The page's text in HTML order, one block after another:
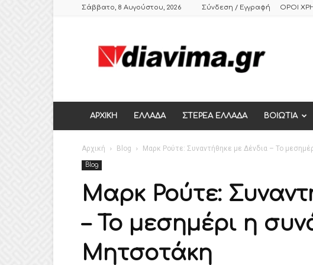
Σάββατο, 8 Αυγούστου, 2026 Σύνδεση / Εγγραφή ΟΡΟΙ
ΕΒΔΟΜΑΔΙΑΙΑ
ΠΟΛΙΤΙΚΗ
ΕΛΛΑΔΑΣ,
ΘΗΒΑ
ΑΡΧΙΚΗ ΕΛΛΑΔΑ ΣΤΕΡΕΑ ΕΛΛΑΔΑ ΒΟΙΩΤΙΑ
Αρχική Blog Μαρκ Ρούτε: Συναντήθηκε με Δένδια – Το
Blog
Μαρκ Ρούτε:
– Το μεσημέρι η
Μητσοτάκη